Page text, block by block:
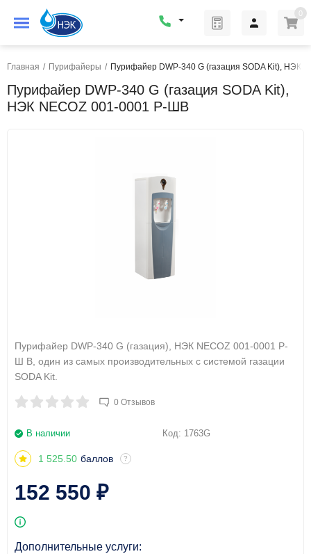
0
Главная / Пурифайеры / Пурифайер DWP-340 G (газация SODA Kit), НЭК
Пурифайер DWP-340 G (газация SODA Kit),
НЭК NECOZ 001-0001 Р-ШВ
Пурифайер DWP-340 G (газация), НЭК NECOZ 001-0001 Р-
Ш В, один из самых производительных с системой газации
SODA Kit.
0 Отзывов
В наличии Код: 1763G
1 525.50 баллов ?
152 550 ₽
Дополнительные услуги: